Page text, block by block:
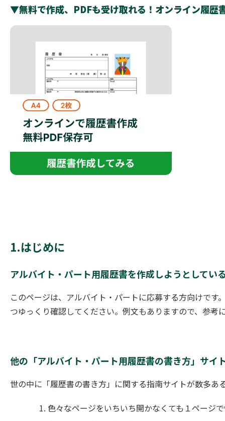
▼無料で作成、PDFも受け取れる！オンライン履
1.はじめに
アルバイト・パート用履歴書を作成しようとしてい
このページは、アルバイト・パートに応募する方向けで
つゆっくり確認してください。例文もありますので、参考
他の「アルバイト・パート用履歴書の書き方」サイ
世の中に「履歴書の書き方」に関する指南サイトが数多
色々なページをいちいち開かなくても１ページ